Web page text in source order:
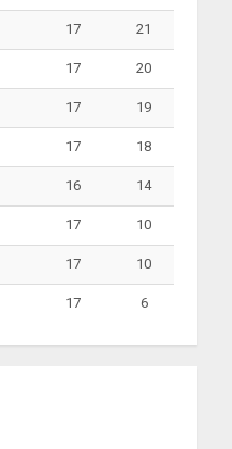
17 21
17 20
17 19
17 18
16 14
17 10
17 10
17 6